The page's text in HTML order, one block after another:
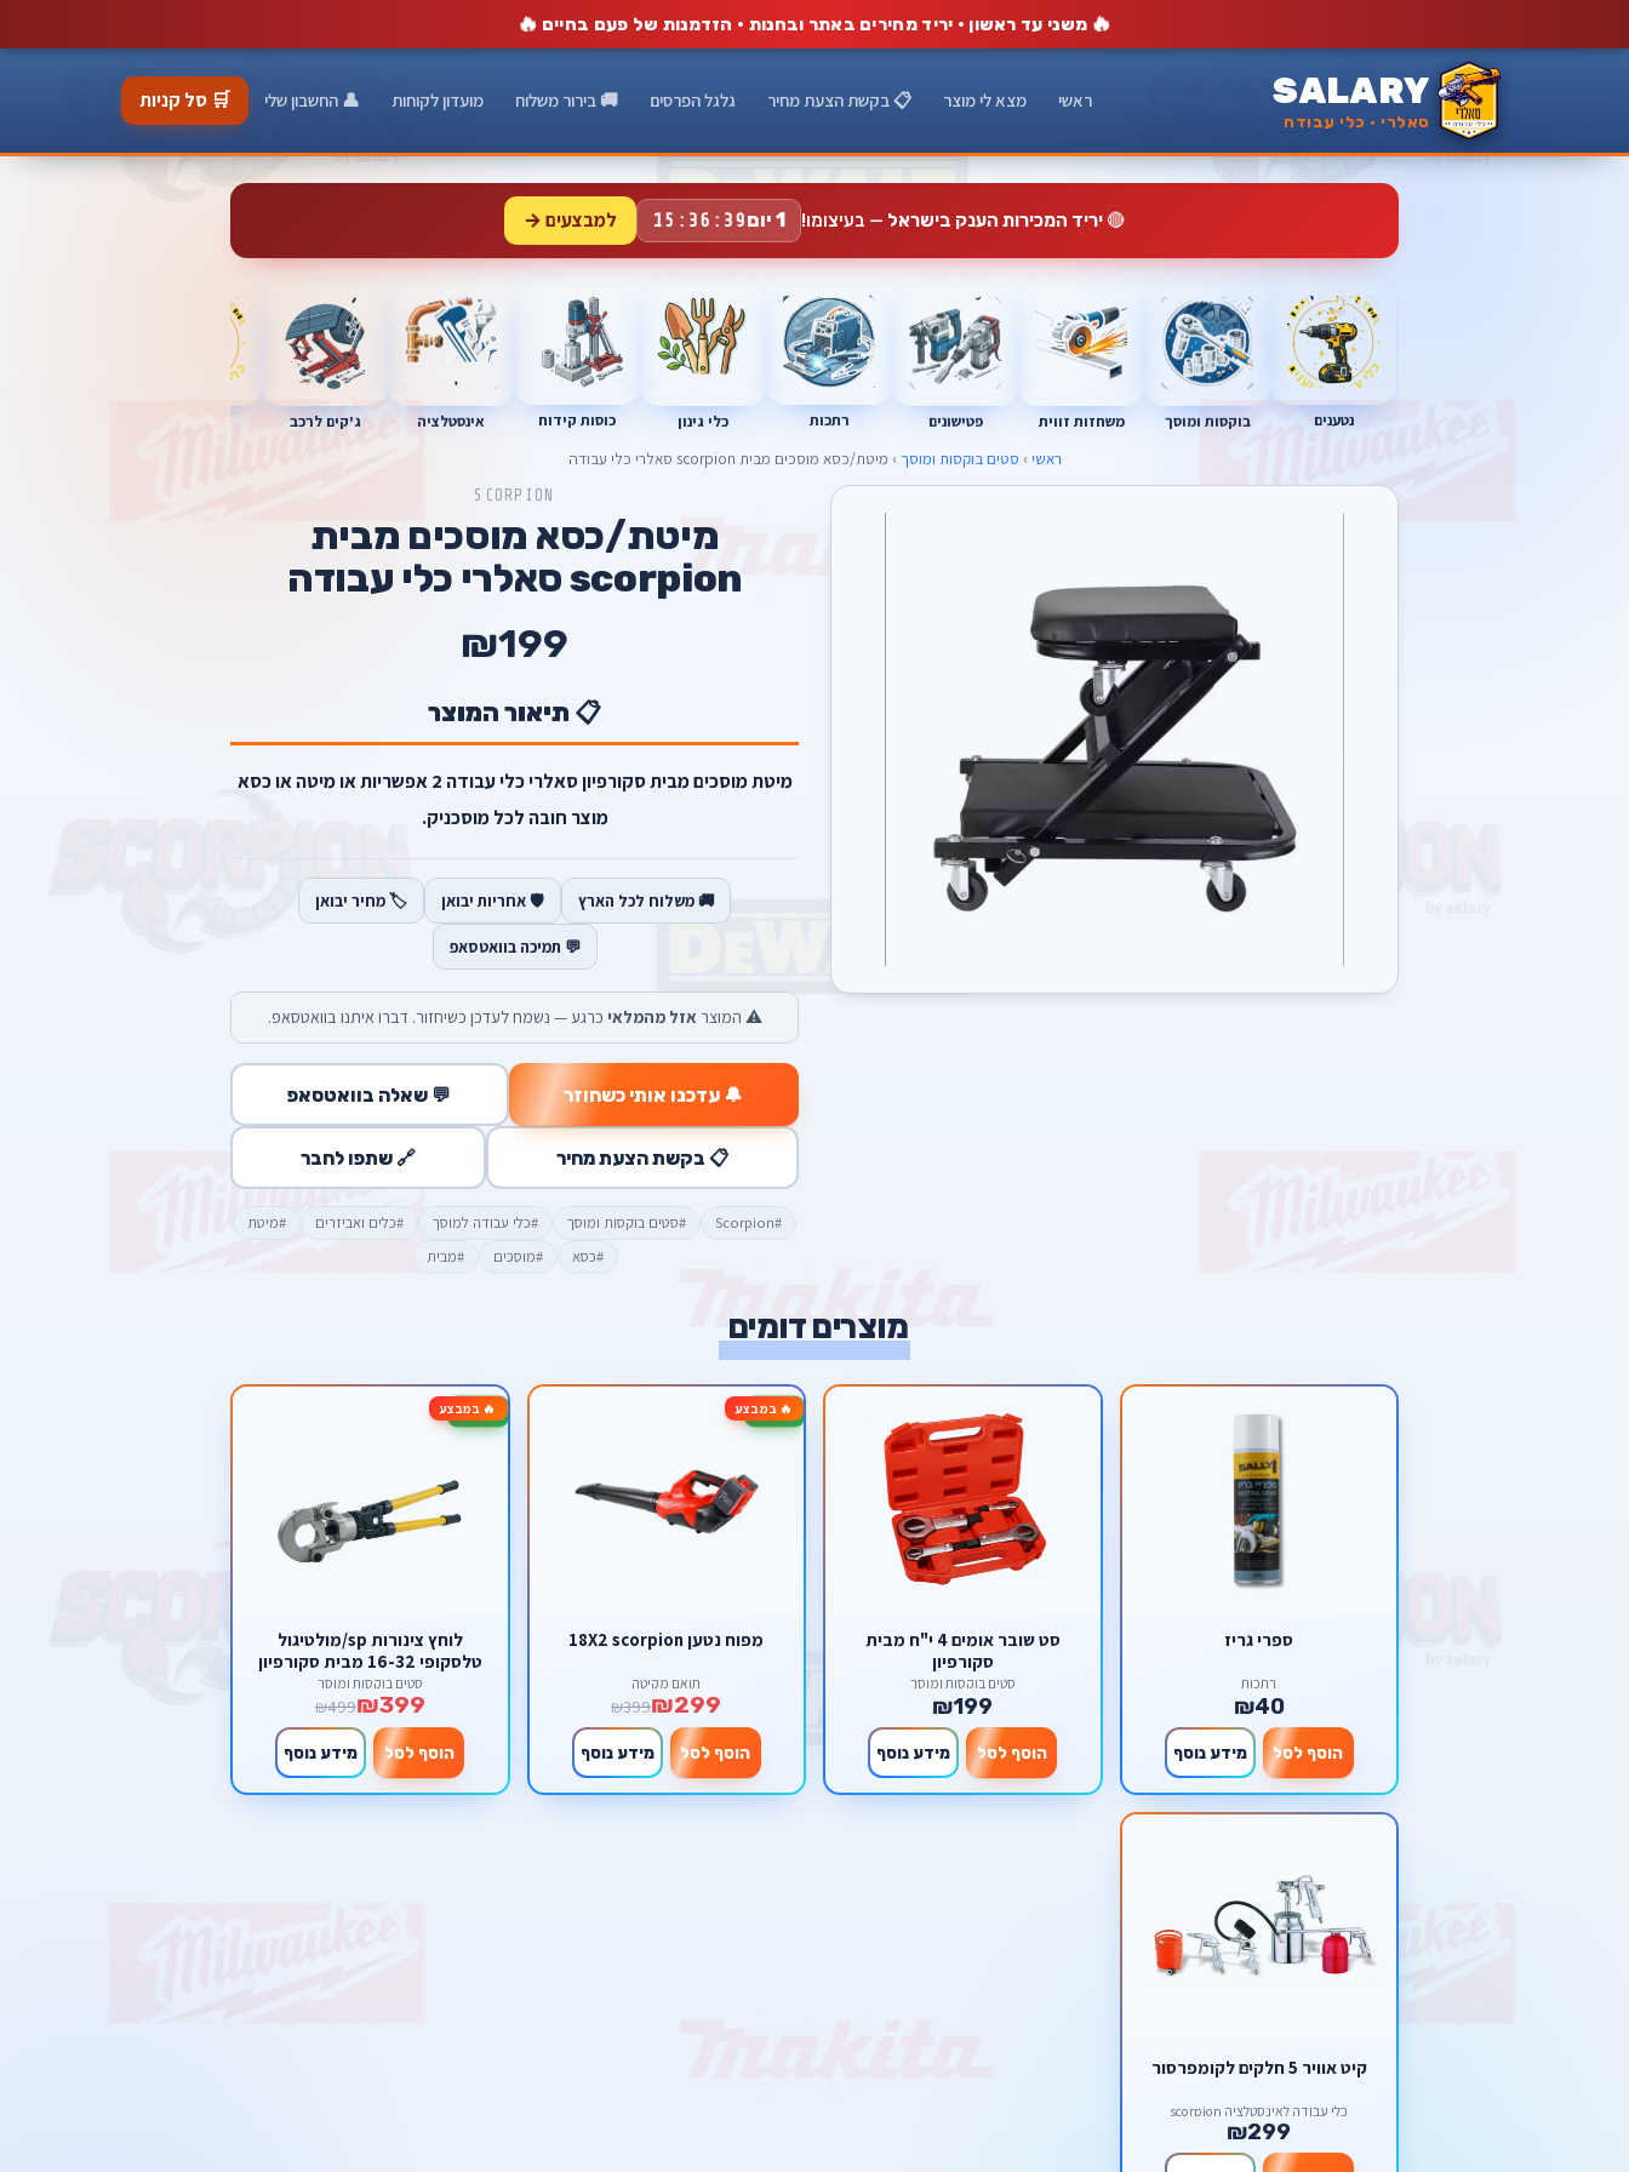
🔥משני עד ראשון · יריד מחירים באתר ובחנות · הזדמנות של פעם בחיים 🔥
SALARY
סאלרי · כלי עבודה
ראשי מצא לי מוצר 📋 בקשת הצעת מחיר גלגל הפרסים 🚚 בירור משלוח מועדון לקוחות 👤 החשבון שלי 🛒 סל קניות
🔴יריד המכירות הענק בישראל — בעיצומו! 1 יום 15:36:38 למבצעים →
נטענים בוקסות ומוסך משחזות זווית פטישונים רתכות כלי גינון כוסות קידוח אינסטלציה ג'קים לרכב
ראשי › סטים בוקסות ומוסך › מיטת/כסא מוסכים מבית scorpion סאלרי כלי עבודה
SCORPION
מיטת/כסא מוסכים מבית
scorpion סאלרי כלי עבודה
₪199
📋 תיאור המוצר
מיטת מוסכים מבית סקורפיון סאלרי כלי עבודה 2 אפשריות או מיטה או כסא
מוצר חובה לכל מוסכניק.
🚚 משלוח לכל הארץ 🛡️ אחריות יבואן 🏷️ מחיר יבואן
💬 תמיכה בוואטסאפ
⚠️ המוצר אזל מהמלאי כרגע — נשמח לעדכן כשיחזור. דברו איתנו בוואטסאפ.
🔔 עדכנו אותי כשחוזר 💬 שאלה בוואטסאפ
📋 בקשת הצעת מחיר 🔗 שתפו לחבר
#Scorpion #סטים בוקסות ומוסך #כלי עבודה למוסך #כלים ואביזרים
#מיטת
#כסא
#מוסכים #מבית
מוצרים דומים
ספרי גריז
רתכות
₪40
הוסף לסל מידע נוסף
סט שובר אומים 4 י"ח מבית
סקורפיון
סטים בוקסות ומוסך
₪199
הוסף לסל מידע נוסף
🔥 במבצע-25%
מפוח נטען 18X2 scorpion
תואם מקיטה
₪299
₪399
הוסף לסל מידע נוסף
🔥 במבצע-20%
לוחץ צינורות sp/מולטיגול
טלסקופי 16-32 מבית סקורפיון
סטים בוקסות ומוסך
₪399
₪499
הוסף לסל מידע נוסף
קיט אוויר 5 חלקים לקומפרסור
כלי עבודה לאינסטלציה scorpion
₪299